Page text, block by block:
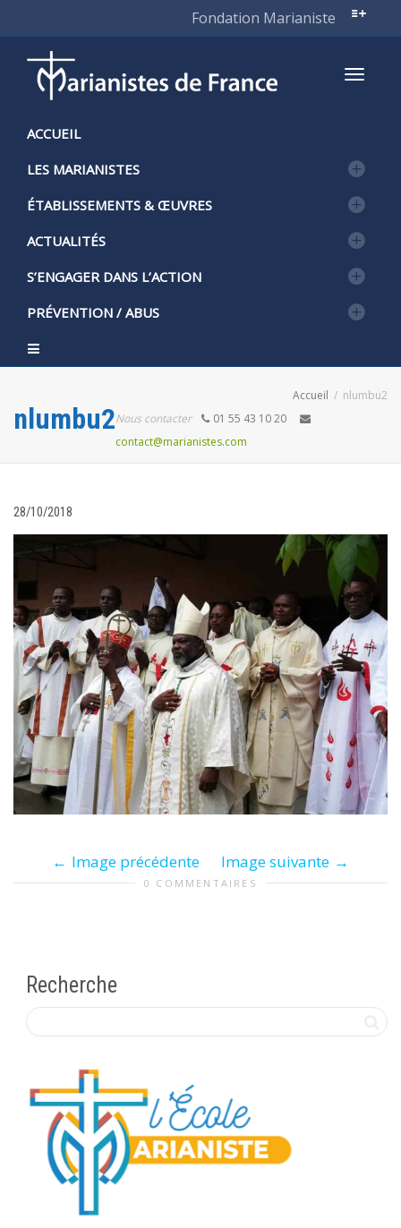
Fondation Marianiste
ACCUEIL
LES MARIANISTES
ÉTABLISSEMENTS & ŒUVRES
ACTUALITÉS
S’ENGAGER DANS L’ACTION
PRÉVENTION / ABUS
nlumbu2
Accueil
nlumbu2
Nous contacter
01 55 43 10 20
contact@marianistes.com
28/10/2018
Image précédente Image suivante
0 COMMENTAIRES
Recherche